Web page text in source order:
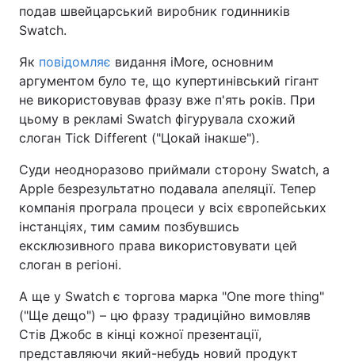
подав швейцарський виробник годинників
Swatch.
Як повідомляє видання iMore, основним
аргументом було те, що купертинівський гігант
не використовував фразу вже п'ять років. При
цьому в рекламі Swatch фігурувала схожий
слоган Tick Different ("Цокай інакше").
Суди неодноразово приймали сторону Swatch, а
Apple безрезультатно подавала апеляції. Тепер
компанія програла процеси у всіх європейських
інстанціях, тим самим позбувшись
ексклюзивного права використовувати цей
слоган в регіоні.
А ще у Swatch є торгова марка "One more thing"
("Ще дещо") – цю фразу традиційно вимовляв
Стів Джобс в кінці кожної презентації,
представляючи який-небудь новий продукт